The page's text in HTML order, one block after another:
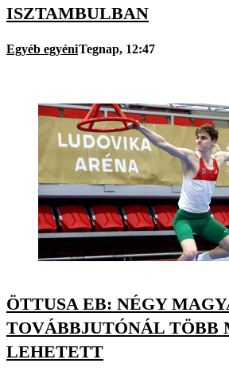
ISZTAMBULBAN
Egyéb egyéniTegnap, 12:47
ÖTTUSA EB: NÉGY
TOVÁBBJUTÓNÁL TÖBB
LEHETETT